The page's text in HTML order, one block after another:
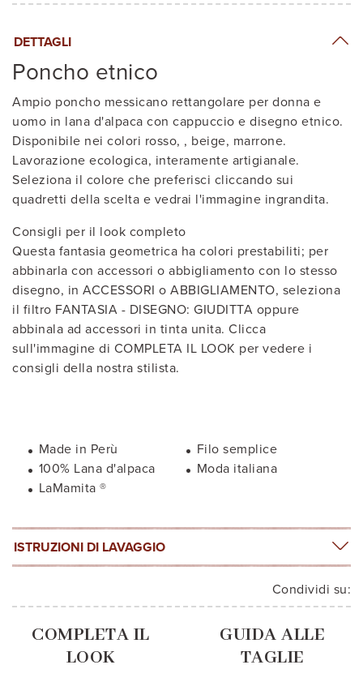
DETTAGLI
Poncho etnico
Ampio poncho messicano rettangolare per donna e
uomo in lana d'alpaca con cappuccio e disegno etnico.
Disponibile nei colori rosso, , beige, marrone.
Lavorazione ecologica, interamente artigianale.
Seleziona il colore che preferisci cliccando sui
quadretti della scelta e vedrai l'immagine ingrandita.
Consigli per il look completo
Questa fantasia geometrica ha colori prestabiliti; per
abbinarla con accessori o abbigliamento con lo stesso
disegno, in ACCESSORI o ABBIGLIAMENTO, seleziona
il filtro FANTASIA - DISEGNO: GIUDITTA oppure
abbinala ad accessori in tinta unita. Clicca
sull'immagine di COMPLETA IL LOOK per vedere i
consigli della nostra stilista.
Made in Perù
Filo semplice
100% Lana d'alpaca
Moda italiana
LaMamita ®
ISTRUZIONI DI LAVAGGIO
Condividi su:
COMPLETA IL
LOOK
GUIDA ALLE
TAGLIE